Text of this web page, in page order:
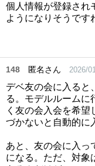
個人情報が登録され
ようになりそうです
148 匿名さん 2026/
デベ友の会に入ると
る。モデルルームに
く友の会入会を希
づかないと自動的に
あと、友の会に入っ
になる。ただ、対象